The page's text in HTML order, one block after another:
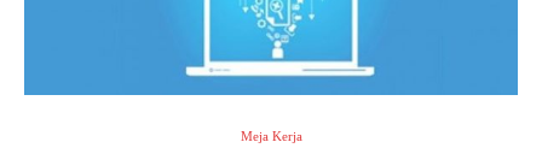
Meja Kerja